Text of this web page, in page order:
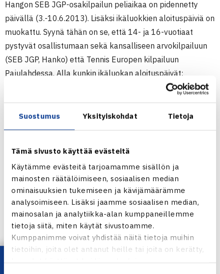
Suostumus Yksityiskohdat Tietoja
Tämä sivusto käyttää evästeitä
Käytämme evästeitä tarjoamamme sisällön ja
mainosten räätälöimiseen, sosiaalisen median
ominaisuuksien tukemiseen ja kävijämäärämme
analysoimiseen. Lisäksi jaamme sosiaalisen median,
mainosalan ja analytiikka-alan kumppaneillemme
tietoja siitä, miten käytät sivustoamme.
Kumppanimme voivat yhdistää näitä tietoja muihin
tietoihin, joita olet antanut heille tai joita on kerätty,
kun olet käyttänyt heidän palvelujaan.
Hangon SEB JGP-osakilpailun peliaikaa on pidennetty
päivällä (3.-10.6.2013). Lisäksi ikäluokkien aloituspäiviä on
muokattu. Syynä tähän on se, että 14- ja 16-vuotiaat
pystyvät osallistumaan sekä kansalliseen arvokilpailuun
(SEB JGP, Hanko) että Tennis Europen kilpailuun
Pajulahdessa. Alla kunkin ikäluokan aloituspäivät:
T10: to 6.6.2013
P12: pe 7.6.2013
P14: ma 3.6.2013
T14: ma 3.6.2013
P16: ti 4.6.2013
T16: ma 3.6.2013
Jaa: